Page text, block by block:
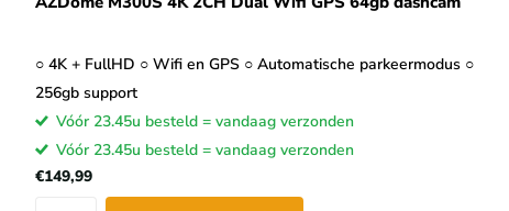
○ 4K + FullHD ○ Wifi en GPS ○ Automatische parkeermodus ○
256gb support
Vóór 23.45u besteld = vandaag verzonden
Vóór 23.45u besteld = vandaag verzonden
€149,99